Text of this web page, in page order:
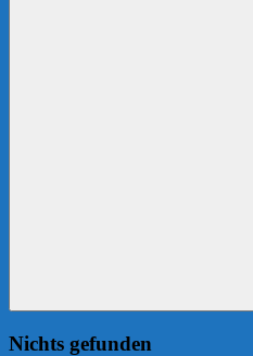
Nichts gefunden